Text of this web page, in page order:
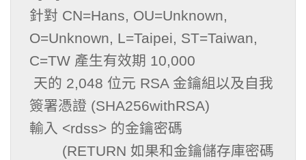
針對 CN=Hans, OU=Unknown,
O=Unknown, L=Taipei, ST=Taiwan,
C=TW 產生有效期 10,000
天的 2,048 位元 RSA 金鑰組以及自我
簽署憑證 (SHA256withRSA)
輸入 <rdss> 的金鑰密碼
(RETURN 如果和金鑰儲存庫密碼